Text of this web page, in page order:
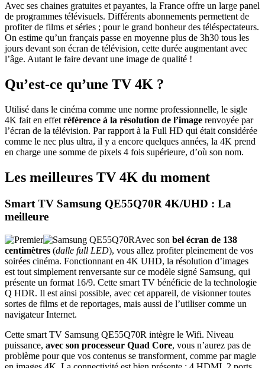
Avec ses chaines gratuites et payantes, la France offre un large panel
de programmes télévisuels. Différents abonnements permettent de
profiter de films et séries ; pour le grand bonheur des téléspectateurs.
On estime qu’un français passe en moyenne plus de 3h30 tous les
jours devant son écran de télévision, cette durée augmentant avec
l’âge. Autant le faire devant une image de qualité !
Qu’est-ce qu’une TV 4K ?
Utilisé dans le cinéma comme une norme professionnelle, le sigle
4K fait en effet référence à la résolution de l’image renvoyée par
l’écran de la télévision. Par rapport à la Full HD qui était considérée
comme le nec plus ultra, il y a encore quelques années, la 4K prend
en charge une somme de pixels 4 fois supérieure, d’où son nom.
Les meilleures TV 4K du moment
Smart TV Samsung QE55Q70R 4K/UHD : La
meilleure
Avec son bel écran de 138
centimètres (dalle full LED), vous allez profiter pleinement de vos
soirées cinéma. Fonctionnant en 4K UHD, la résolution d’images
est tout simplement renversante sur ce modèle signé Samsung, qui
présente un format 16/9. Cette smart TV bénéficie de la technologie
Q HDR. Il est ainsi possible, avec cet appareil, de visionner toutes
sortes de films et de reportages, mais aussi de l’utiliser comme un
navigateur Internet.
Cette smart TV Samsung QE55Q70R intègre le Wifi. Niveau
puissance, avec son processeur Quad Core, vous n’aurez pas de
problème pour que vos contenus se transforment, comme par magie